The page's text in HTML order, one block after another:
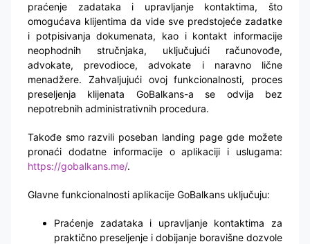
praćenje zadataka i upravljanje kontaktima, što
omogućava klijentima da vide sve predstojeće zadatke
i potpisivanja dokumenata, kao i kontakt informacije
neophodnih stručnjaka, uključujući računovođe,
advokate, prevodioce, advokate i naravno lične
menadžere. Zahvaljujući ovoj funkcionalnosti, proces
preseljenja klijenata GoBalkans-a se odvija bez
nepotrebnih administrativnih procedura.
Takođe smo razvili poseban landing page gde možete
pronaći dodatne informacije o aplikaciji i uslugama:
https://gobalkans.me/.
Glavne funkcionalnosti aplikacije GoBalkans uključuju:
Praćenje zadataka i upravljanje kontaktima za
praktično preseljenje i dobijanje boravišne dozvole